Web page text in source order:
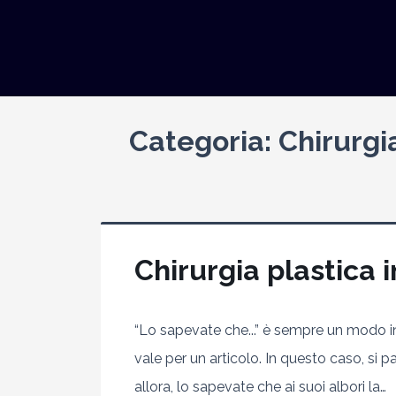
Categoria:
Chirurgia plastica
“Lo sapevate che...” è sempre un
vale per un articolo. In questo caso, si
allora, lo sapevate che ai suoi albori la…